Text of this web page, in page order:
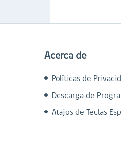
Acerca de
Políticas de
Descarga de
Atajos de Teclas